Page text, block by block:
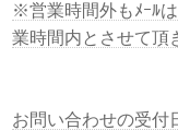
※営業時間外もﾒｰﾙ
業時間内とさせて頂
お問い合わせの受付